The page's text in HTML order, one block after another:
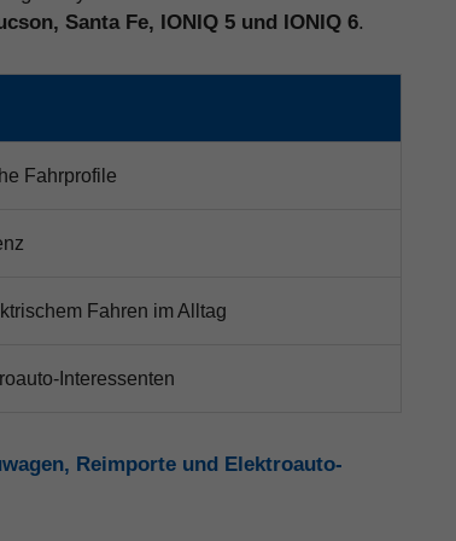
Santa Fe, IONIQ 5 und IONIQ 6.
Fahrprofile
Fahren im Alltag
Interessenten
Reimporte und Elektroauto-